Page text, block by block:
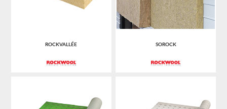
ROCKVALLÉE SOROCK